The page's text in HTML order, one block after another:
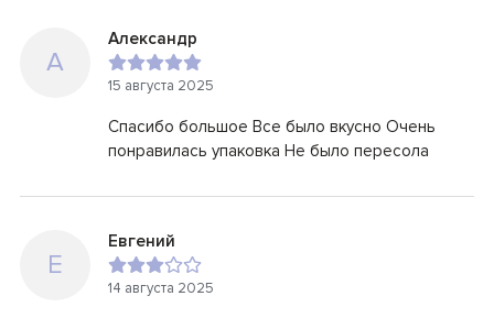
А
Александр
15 августа 2025
Спасибо большое Все было вкусно Очень
понравилась упаковка Не было пересола
Е
Евгений
14 августа 2025